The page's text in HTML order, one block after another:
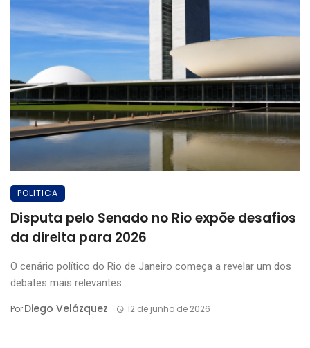
POLITICA
Disputa pelo Senado no Rio expõe desafios
da direita para 2026
O cenário político do Rio de Janeiro começa a revelar um dos
debates mais relevantes ...
PorDiego Velázquez 12 de junho de 2026